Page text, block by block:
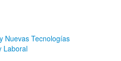
Nuevas Tecnologías
Laboral